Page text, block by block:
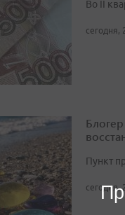
Во II
сегодня,
Пункт
сегодня,